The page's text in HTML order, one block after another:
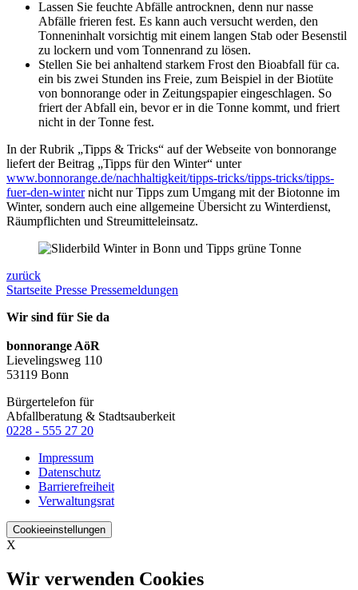
Lassen Sie feuchte Abfälle antrocknen, denn nur nasse
Abfälle frieren fest. Es kann auch versucht werden, den
Tonneninhalt vorsichtig mit einem langen Stab oder Besenstil
zu lockern und vom Tonnenrand zu lösen.
Stellen Sie bei anhaltend starkem Frost den Bioabfall für ca.
ein bis zwei Stunden ins Freie, zum Beispiel in der Biotüte
von bonnorange oder in Zeitungspapier eingeschlagen. So
friert der Abfall ein, bevor er in die Tonne kommt, und friert
nicht in der Tonne fest.
In der Rubrik „Tipps & Tricks“ auf der Webseite von bonnorange
liefert der Beitrag „Tipps für den Winter“ unter
www.bonnorange.de/nachhaltigkeit/tipps-tricks/tipps-tricks/tipps-
fuer-den-winternicht nur Tipps zum Umgang mit der Biotonne im
Winter, sondern auch eine allgemeine Übersicht zu Winterdienst,
Räumpflichten und Streumitteleinsatz.
zurück
Startseite Presse Pressemeldungen
Wir sind für Sie da
bonnorange AöR
Lievelingsweg 110
53119 Bonn
Bürgertelefon für
Abfallberatung & Stadtsauberkeit
0228 - 555 27 20
Impressum
Datenschutz
Barrierefreiheit
Verwaltungsrat
Cookieeinstellungen
X
Wir verwenden Cookies